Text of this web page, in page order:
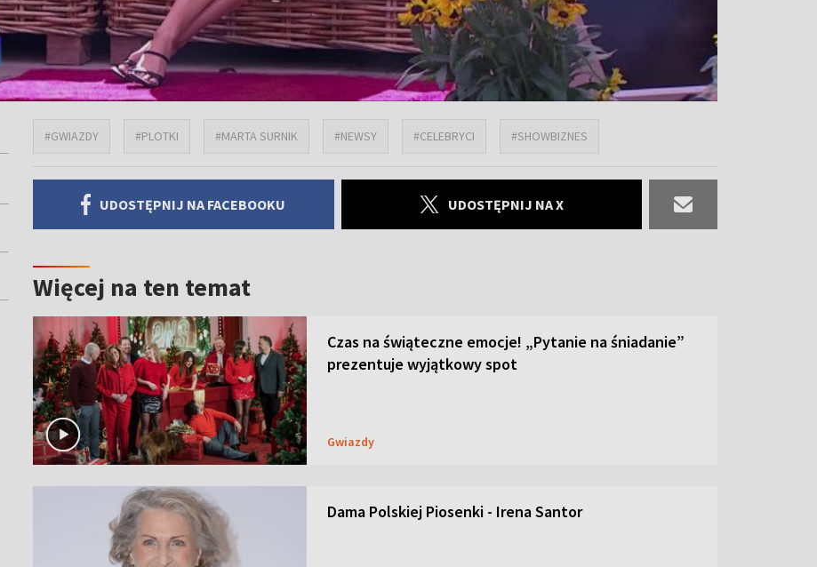
#GWIAZDY #PLOTKI #MARTA SURNIK #NEWSY #CELEBRYCI #SHOWBIZNES
UDOSTĘPNIJ NA FACEBOOKU UDOSTĘPNIJ NA X
Więcej na ten temat
Czas na świąteczne emocje! „Pytanie na śniadanie”
prezentuje wyjątkowy spot
Gwiazdy
Dama Polskiej Piosenki - Irena Santor